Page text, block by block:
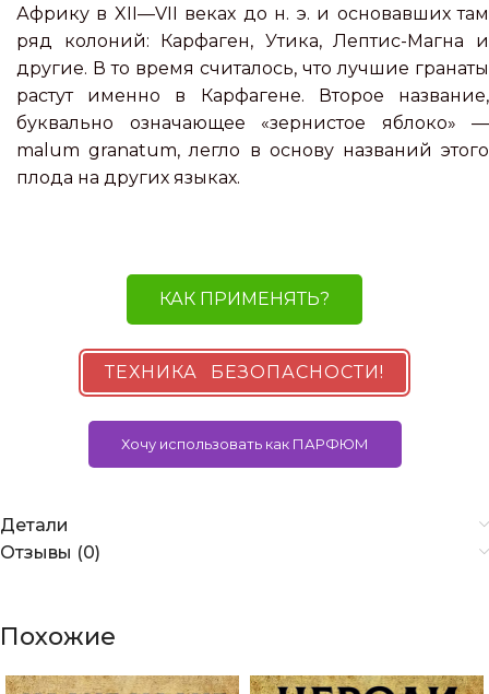
Африку в XII—VII веках до н. э. и основавших там
ряд колоний: Карфаген, Утика, Лептис-Магна и
другие. В то время считалось, что лучшие гранаты
растут именно в Карфагене. Второе название,
буквально означающее «зернистое яблоко» —
malum granatum, легло в основу названий этого
плода на других языках.
КАК ПРИМЕНЯТЬ?
ТЕХНИКА БЕЗОПАСНОСТИ!
Хочу использовать как ПАРФЮМ
Детали
Отзывы (0)
Похожие